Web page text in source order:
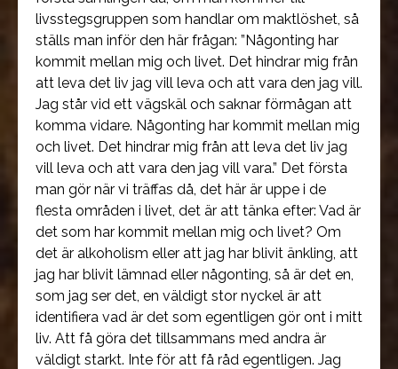
livsstegsgruppen som handlar om maktlöshet, så
ställs man inför den här frågan: ”Någonting har
kommit mellan mig och livet. Det hindrar mig från
att leva det liv jag vill leva och att vara den jag vill.
Jag står vid ett vägskäl och saknar förmågan att
komma vidare. Någonting har kommit mellan mig
och livet. Det hindrar mig från att leva det liv jag
vill leva och att vara den jag vill vara.” Det första
man gör när vi träffas då, det här är uppe i de
flesta områden i livet, det är att tänka efter: Vad är
det som har kommit mellan mig och livet? Om
det är alkoholism eller att jag har blivit änkling, att
jag har blivit lämnad eller någonting, så är det en,
som jag ser det, en väldigt stor nyckel är att
identifiera vad är det som egentligen gör ont i mitt
liv. Att få göra det tillsammans med andra är
väldigt starkt. Inte för att få råd egentligen. Jag